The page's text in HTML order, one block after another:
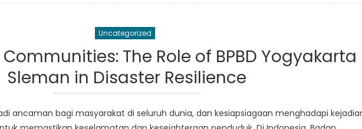
ketika
bencana
alam
Uncategorized
The Role of BPBD Yogyakarta
Sleman in Disaster Resilience
ancaman bagi masyarakat di seluruh dunia, dan kesiapsiagaan menghadapi